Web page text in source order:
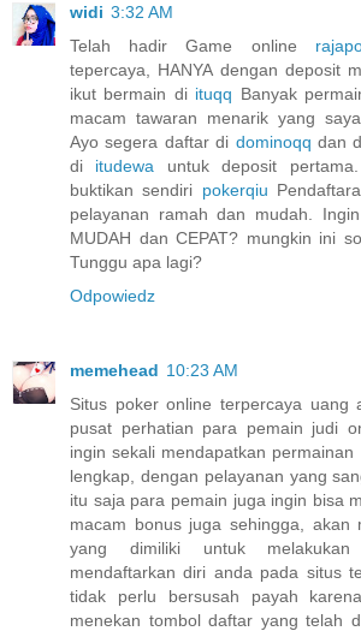
widi 3:32 AM
Telah hadir Game online
tepercaya, HANYA dengan deposit
ikut bermain di ituqq Banyak
macam tawaran menarik yang
Ayo segera daftar di dominoqq dan
di itudewa untuk deposit
buktikan sendiri pokerqiu
pelayanan ramah dan mudah.
MUDAH dan CEPAT? mungkin ini
Tunggu apa lagi?
Odpowiedz
memehead 10:23 AM
Situs poker online terpercaya uang
pusat perhatian para pemain judi
ingin sekali mendapatkan
lengkap, dengan pelayanan yang
itu saja para pemain juga ingin bisa
macam bonus juga sehingga, akan
yang dimiliki untuk melakukan
mendaftarkan diri anda pada situs
tidak perlu bersusah payah
menekan tombol daftar yang telah